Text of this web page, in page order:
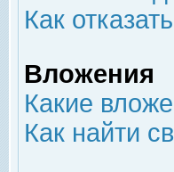
Как
Вложения
Какие
Как найти